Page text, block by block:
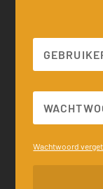
Wachtwoord